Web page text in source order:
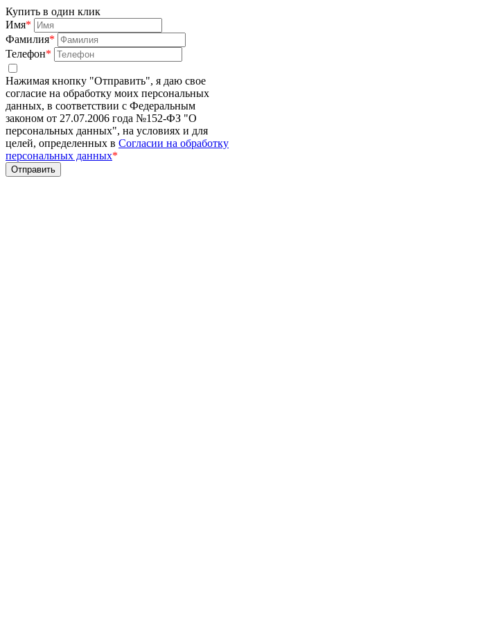
Купить в один клик
Имя*
Фамилия*
Телефон*
Нажимая кнопку "Отправить", я даю свое
согласие на обработку моих персональных
данных, в соответствии с Федеральным
законом от 27.07.2006 года №152-ФЗ "О
персональных данных", на условиях и для
целей, определенных в Согласии на обработку
персональных данных*